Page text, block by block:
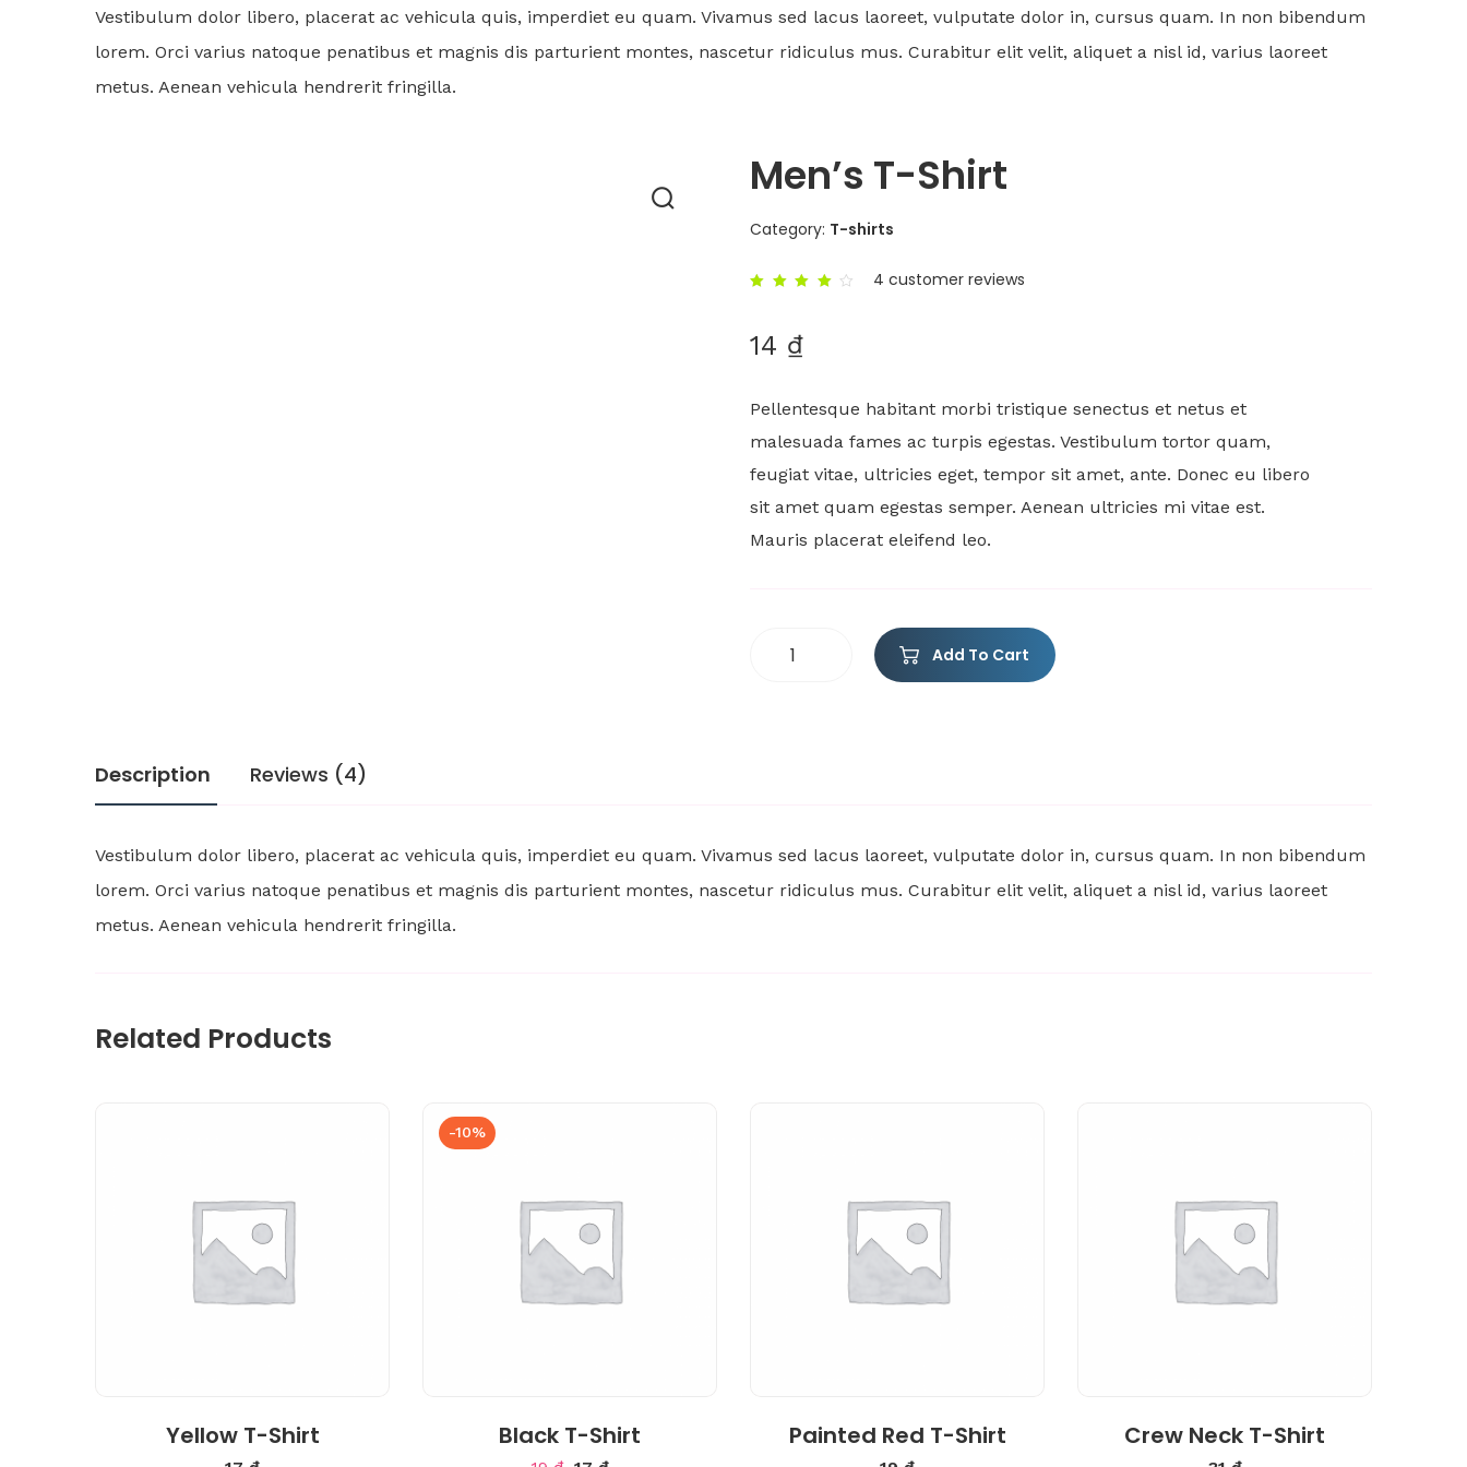
Vestibulum dolor libero, placerat ac vehicula quis, imperdiet eu quam. Vivamus sed lacus laoreet, vulputate dolor in, cursus quam. In non bibendum
lorem. Orci varius natoque penatibus et magnis dis parturient montes, nascetur ridiculus mus. Curabitur elit velit, aliquet a nisl id, varius laoreet
metus. Aenean vehicula hendrerit fringilla.
Men’s T-Shirt
Category: T-shirts
5
based
4 customer reviews
14 ₫
Pellentesque habitant morbi tristique senectus et netus et
malesuada fames ac turpis egestas. Vestibulum tortor quam,
feugiat vitae, ultricies eget, tempor sit amet, ante. Donec eu libero
sit amet quam egestas semper. Aenean ultricies mi vitae est.
Mauris placerat eleifend leo.
Add To Cart
Description Reviews (4)
Vestibulum dolor libero, placerat ac vehicula quis, imperdiet eu quam. Vivamus sed lacus laoreet, vulputate dolor in, cursus quam. In non bibendum
lorem. Orci varius natoque penatibus et magnis dis parturient montes, nascetur ridiculus mus. Curabitur elit velit, aliquet a nisl id, varius laoreet
metus. Aenean vehicula hendrerit fringilla.
Related Products
Yellow T-Shirt
-10%
Black T-Shirt Painted Red T-Shirt Crew Neck T-Shirt